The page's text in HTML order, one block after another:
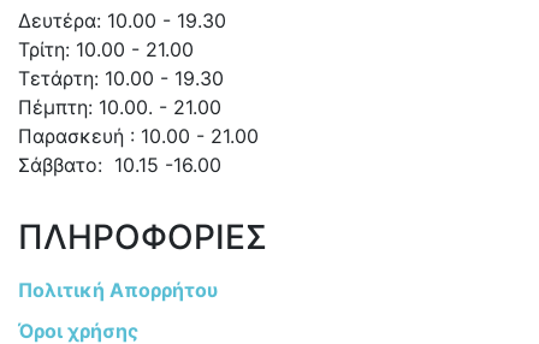
Δευτέρα: 10.00 - 19.30
Τρίτη: 10.00 - 21.00
Τετάρτη: 10.00 - 19.30
Πέμπτη: 10.00. - 21.00
Παρασκευή : 10.00 - 21.00
Σάββατο: 10.15 -16.00
ΠΛΗΡΟΦΟΡΙΕΣ
Πολιτική Απορρήτου
Όροι χρήσης